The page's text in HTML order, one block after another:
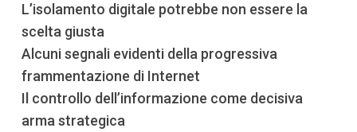
L’isolamento digitale potrebbe non essere la
scelta giusta
Alcuni segnali evidenti della progressiva
frammentazione di Internet
Il controllo dell’informazione come decisiva
arma strategica